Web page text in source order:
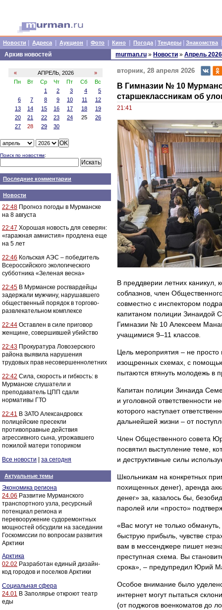
Новости Адреса Аукцион Фото Кино Погода Тендеры Знакомства
Архив новостей
« АПРЕЛЬ, 2026
»
Пн
Вт Ср Чт Пт Сб
Вс
1
2 3 4
5
6
7 8 9 10 11
12
13
14 15 16 17 18
19
20
21 22 23 24 25
26
27
28 29 30
Поиск по новостям:
Последние комментарии
Новости
22:48 Прогноз погоды в Мурманске
на 8 августа
22:47 Хорошая новость для северян:
«гаражная амнистия» продлена еще
на 5 лет
22:46 Кольская АЭС – победитель
Всероссийского экологического
субботника «Зеленая весна»
22:45 В Мурманске росгвардейцы
задержали мужчину, нарушавшего
общественный порядок в торгово-
развлекательном комплексе
22:44 Оставлен в силе приговор
женщине, совершившей убийство
22:43 Прокуратура Ловозерского
района выявила нарушения
трудовых прав несовершеннолетних
22:42 Сила, скорость и гибкость: в
Мурманске слушатели и
преподаватель ЦПП сдали
нормативы ГТО
22:41 В ЗАТО Александровск
полицейские пресекли
противоправные действия
агрессивного сына, угрожавшего
пожилой матери топориком
Все новости
за сегодня
Актуальные темы
Экономика региона
24.06 Развитие Мурманского
транспортного узла, ресурсный
потенциал региона и
перевооружение судоремонтных
мощностей обсудили на заседании
Госкомиссии по вопросам развития
Арктики
Арктика
02.02 Разработан единый дизайн-
код городов и поселков Арктики
Социальная сфера
24.01 В Заполярье откроют театр
еды
murman.ru » Новости » Апрель 2026
вторник, 28 апреля 2026
В Гимназии № 10
старшеклассникам об
21:41
В преддверии летних каникул,
соблазнов, член
совместно с инспектором
капитаном полиции Зинаидой
Гимназии № 10 Алексеем
учащимися 9–11 классов.
Цель мероприятия – не просто
изощренных схемах, с
пытаются втянуть молодежь в
Капитан полиции Зинаида
и уголовной ответственности
которого наступает
дальнейшей жизни – от
Член Общественного совета
посвятил выступление теме,
и деструктивные силы
Школьникам на конкретных
похищенных денег), аренда
денег» за, казалось бы,
паролей или «просто»
«Вас могут не только
быструю прибыль, чувстве
вам в мессенджере пишет
преступная схема. Вы
срока», – предупредил Юрий
Особое внимание было
интернет могут пытаться
(от поджогов военкоматов до